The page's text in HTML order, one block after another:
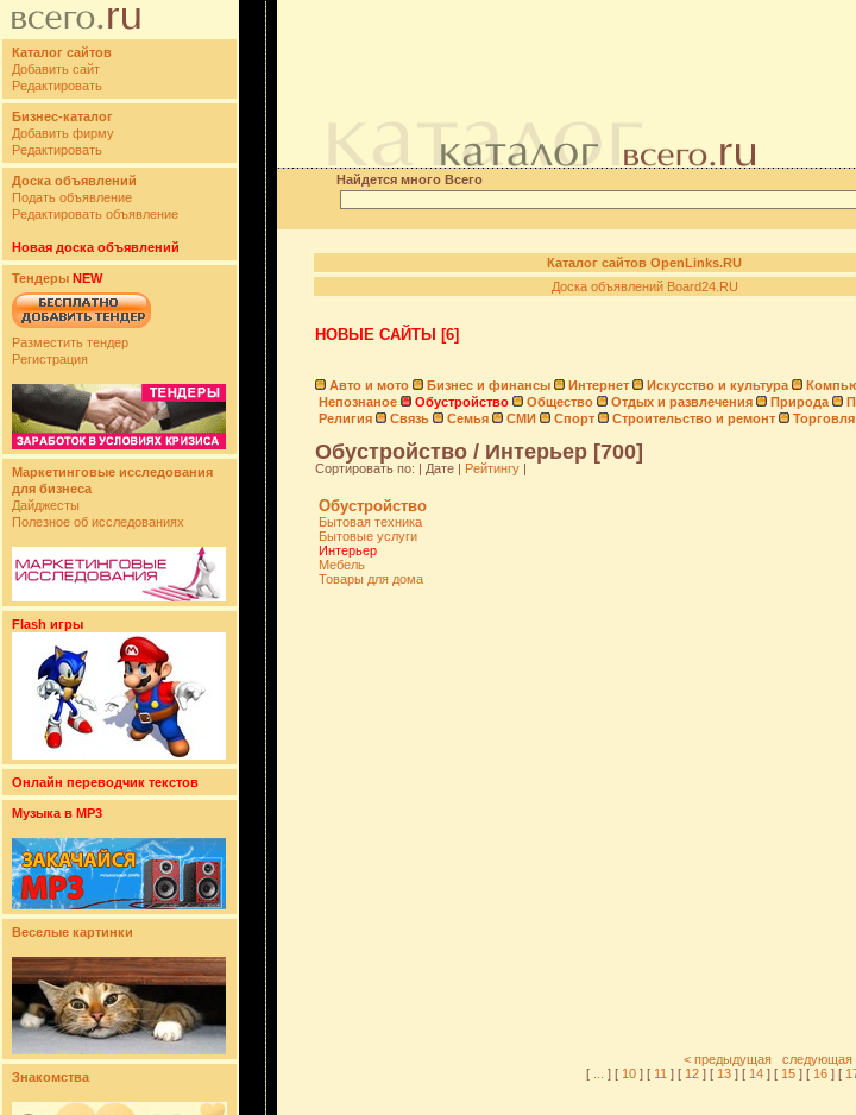
Каталог сайтов
Добавить сайт
Редактировать
Бизнес-каталог
Добавить фирму
Редактировать
Доска объявлений
Подать объявление
Редактировать объявление
Новая доска объявлений
Тендеры NEW
Разместить тендер
Регистрация
Маркетинговые исследования
для бизнеса
Дайджесты
Полезное об исследованиях
Flash игры
Онлайн переводчик текстов
Музыка в MP3
Веселые картинки
Знакомства
Найдется много Всего
Каталог сайтов OpenLinks.RU
Доска объявлений Board24.RU
НОВЫЕ САЙТЫ [6]
Авто и мото Бизнес и финансы Интернет Искусство и культура
Непознаное
Обустройство Общество Отдых и развлечения Природа
Религия
Связь Семья СМИ Спорт Строительство и ремонт Торговля
Обустройство / Интерьер [700]
Сортировать по: | Дате | Рейтингу|
Обустройство
Бытовая техника
Бытовые услуги
Интерьер
Мебель
Товары для дома
< предыдущая
следующая
[
] [ 10 ] [ 11 ] [ 12 ] [ 13 ] [ 14 ] [ 15 ] [ 16 ] [